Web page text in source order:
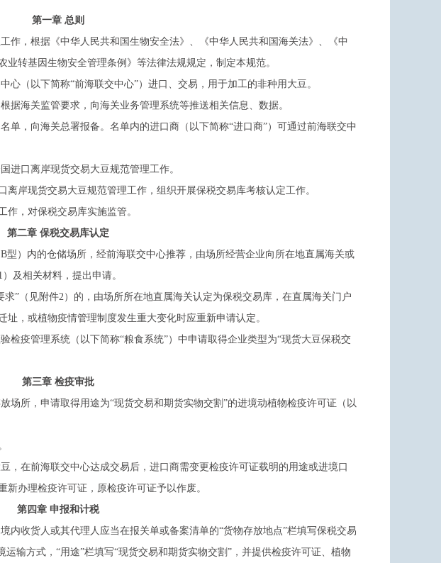
第一章 总则
作，根据《中华人民共和国生物安全法》、《中华人民共和国海关法》、《中
转基因生物安全管理条例》等法律法规规定，制定本规范。
心（以下简称“前海联交中心”）进口、交易，用于加工的非种用大豆。
据海关监管要求，向海关业务管理系统等推送相关信息、数据。
单，向海关总署报备。名单内的进口商（以下简称“进口商”）可通过前海联交中
进口离岸现货交易大豆规范管理工作。
岸现货交易大豆规范管理工作，组织开展保税交易库考核认定工作。
，对保税交易库实施监管。
第二章 保税交易库认定
型）内的仓储场所，经前海联交中心推荐，由场所经营企业向所在地直属海关或
及相关材料，提出申请。
”（见附件2）的，由场所所在地直属海关认定为保税交易库，在直属海关门户
，或植物疫情管理制度发生重大变化时应重新申请认定。
检疫管理系统（以下简称“粮食系统”）中申请取得企业类型为“现货大豆保税交
第三章 检疫审批
场所，申请取得用途为“现货交易和期货实物交割”的进境动植物检疫许可证（以
，在前海联交中心达成交易后，进口商需变更检疫许可证载明的用途或进境口
办理检疫许可证，原检疫许可证予以作废。
第四章 申报和计税
内收货人或其代理人应当在报关单或备案清单的“货物存放地点”栏填写保税交易
输方式，“用途”栏填写“现货交易和期货实物交割”，并提供检疫许可证、植物